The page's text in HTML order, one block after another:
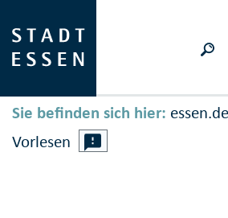
Sie befinden sich hier: essen.de
Vorlesen